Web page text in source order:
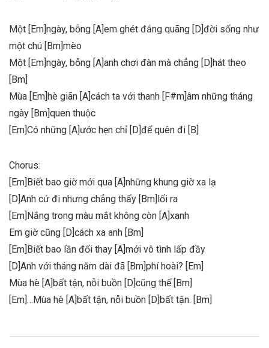
Một [Em]ngày, bỗng [A]em ghét đắng quãng [D]đời sống như
một chú [Bm]mèo
Một [Em]ngày, bỗng [A]anh chơi đàn mà chẳng [D]hát theo
[Bm]
Mùa [Em]hè giãn [A]cách ta với thanh [F#m]âm những tháng
ngày [Bm]quen thuộc
[Em]Có những [A]ước hẹn chỉ [D]để quên đi [B]
Chorus:
[Em]Biết bao giờ mới qua [A]những khung giờ xa lạ
[D]Anh cứ đi nhưng chẳng thấy [Bm]lối ra
[Em]Nắng trong màu mắt không còn [A]xanh
Em giờ cũng [D]cách xa anh [Bm]
[Em]Biết bao lần đổi thay [A]mới vô tình lấp đầy
[D]Anh với tháng năm dài đã [Bm]phí hoài? [Em]
Mùa hè [A]bất tận, nỗi buồn [D]cũng thế [Bm]
[Em]…Mùa hè [A]bất tận, nỗi buồn [D]bất tận. [Bm]